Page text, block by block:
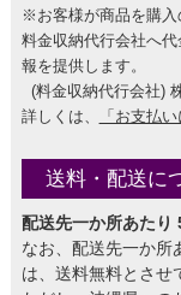
※お客様が商品を購入
料金収納代行会社へ
報を提供します。
(料金収納代行会社)
詳しくは、
「お支払
送料・配送に
配送先一か所あたり
なお、配送先一か所
は、送料無料とさせ